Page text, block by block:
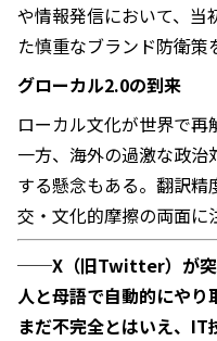
や情報発信において、当
た慎重なブランド防衛策
グローカル2.0の到来
ローカル文化が世界で
一方、海外の過激な政
する懸念もある。翻訳
交・文化的摩擦の両面に
──X（旧Twitter）が突
人と母語で自動的にやり
まだ不完全とはいえ、IT